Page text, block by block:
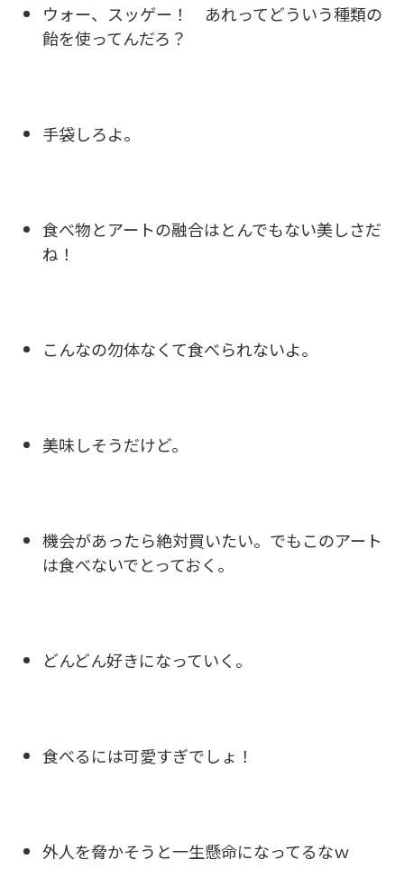
ウォー、スッゲー！ あれってどういう種類の
飴を使ってんだろ？
手袋しろよ。
食べ物とアートの融合はとんでもない美しさだ
ね！
こんなの勿体なくて食べられないよ。
美味しそうだけど。
機会があったら絶対買いたい。でもこのアート
は食べないでとっておく。
どんどん好きになっていく。
食べるには可愛すぎでしょ！
外人を脅かそうと一生懸命になってるなｗ